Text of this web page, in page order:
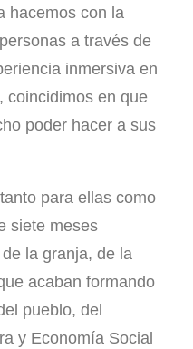
hacemos con la
a través de
inmersiva en
coincidimos en que
poder hacer a sus
para ellas como
siete meses
la granja, de la
acaban formando
pueblo, del
y Economía Social